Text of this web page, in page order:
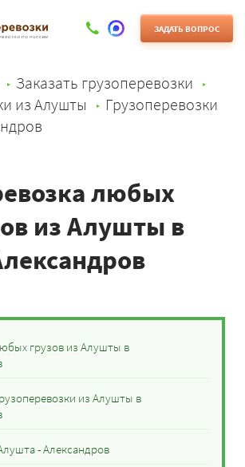
ЗАДАТЬ ВОПРОС
Заказать грузоперевозки
из Алушты
Грузоперевозки
любых
из Алушты в
грузов из Алушты в
из Алушты в
- Александров